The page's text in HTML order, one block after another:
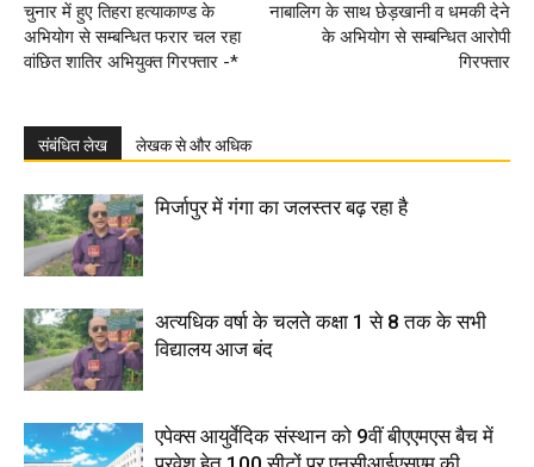
चुनार में हुए तिहरा हत्याकाण्ड के
अभियोग से सम्बन्धित फरार चल रहा
वांछित शातिर अभियुक्त गिरफ्तार -*
नाबालिग के साथ छेड़खानी व धमकी देने
के अभियोग से सम्बन्धित आरोपी
गिरफ्तार
संबंधित लेख लेखक से और अधिक
मिर्जापुर में गंगा का जलस्तर बढ़ रहा है
अत्यधिक वर्षा के चलते कक्षा 1 से 8 तक के सभी
विद्यालय आज बंद
एपेक्स आयुर्वेदिक संस्थान को 9वीं बीएएमएस बैच में